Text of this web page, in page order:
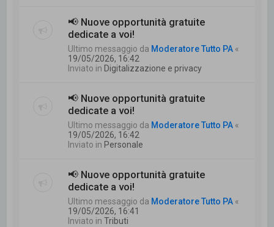
📢 Nuove opportunità gratuite
dedicate a voi!
Ultimo messaggio da Moderatore Tutto PA «
19/05/2026, 16:42
Inviato in Digitalizzazione e privacy
📢 Nuove opportunità gratuite
dedicate a voi!
Ultimo messaggio da Moderatore Tutto PA «
19/05/2026, 16:42
Inviato in Personale
📢 Nuove opportunità gratuite
dedicate a voi!
Ultimo messaggio da Moderatore Tutto PA «
19/05/2026, 16:41
Inviato inTributi